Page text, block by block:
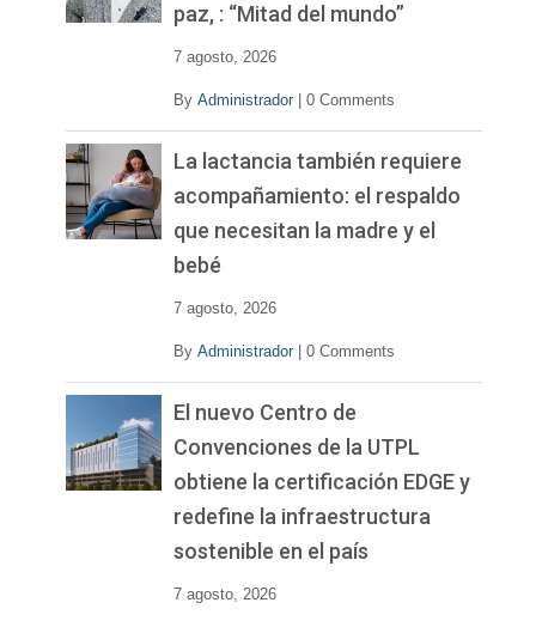
paz, : “Mitad del mundo”
7 agosto, 2026
By Administrador 0 Comments
La lactancia también requiere
acompañamiento: el respaldo
que necesitan la madre y el
bebé
7 agosto, 2026
By Administrador 0 Comments
El nuevo Centro de
Convenciones de la UTPL
obtiene la certificación EDGE y
redefine la infraestructura
sostenible en el país
7 agosto, 2026